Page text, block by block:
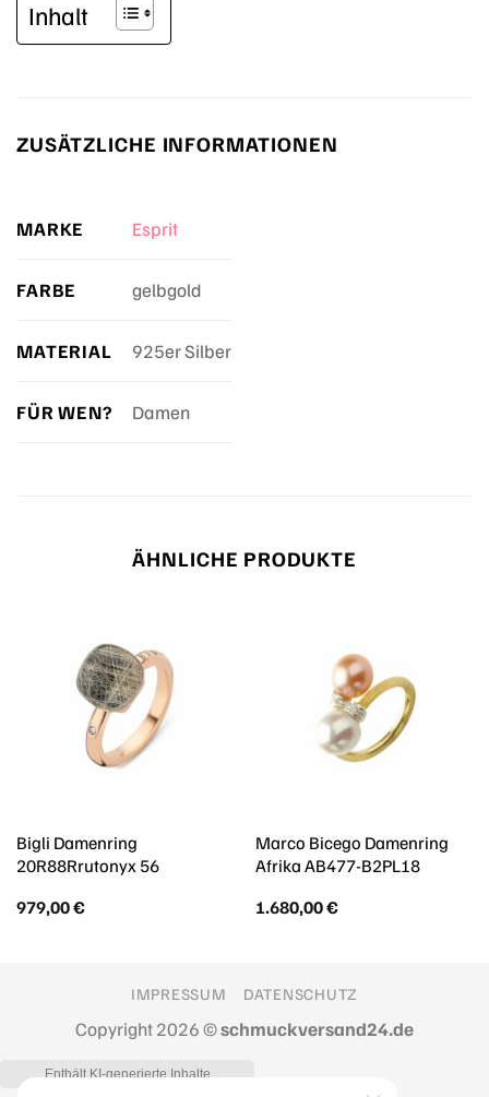
Inhalt
ZUSÄTZLICHE INFORMATIONEN
MARKE Esprit
FARBE gelbgold
MATERIAL 925er Silber
FÜR WEN? Damen
ÄHNLICHE PRODUKTE
Bigli Damenring
20R88Rrutonyx 56
979,00€
Marco Bicego Damenring
Afrika AB477-B2PL18
1.680,00€
IMPRESSUM DATENSCHUTZ
Copyright 2026 ©schmuckversand24.de